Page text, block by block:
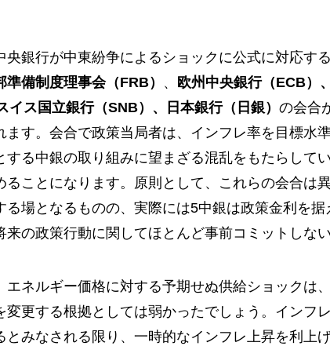
央銀行が中東紛争によるショックに公式に対応す
準備制度理事会（FRB） 、
欧州中央銀行（ECB）
イス国立銀行（SNB）、日本銀行（日銀） の会合
ます。会合で政策当局者は、インフレ率を目標水
する中銀の取り組みに望まざる混乱をもたらして
ることになります。原則として、これらの会合は
る場となるものの、実際には5中銀は政策金利を
来の政策行動に関してほとんど事前コミットしない
エネルギー価格に対する予期せぬ供給ショックは
変更する根拠としては弱かったでしょう。インフ
とみなされる限り、一時的なインフレ上昇を利上